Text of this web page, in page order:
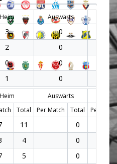
Heim Auswärts
3 0
3
2 0
2
0 0
0
1 0
Heim Auswärts
Total Per Match Total Per
11 0
4 0
5 0